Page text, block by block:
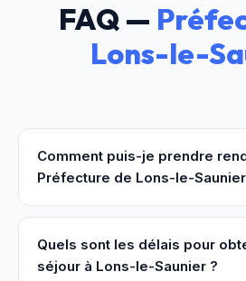
FAQ —
Lons-le-
Comment puis-je prendre
Préfecture de Lons-le-
Quels sont les délais pour
séjour à Lons-le-Saunier ?